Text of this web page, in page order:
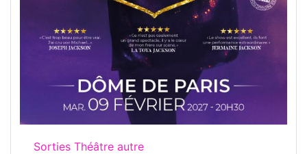
Sorties Théâtre autre